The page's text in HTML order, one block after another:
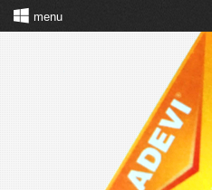
menu